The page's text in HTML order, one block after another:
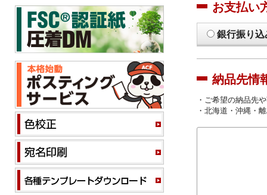
お支払い
銀行振り込
納品先情
・ご希望の納品先
・北海道・沖縄・